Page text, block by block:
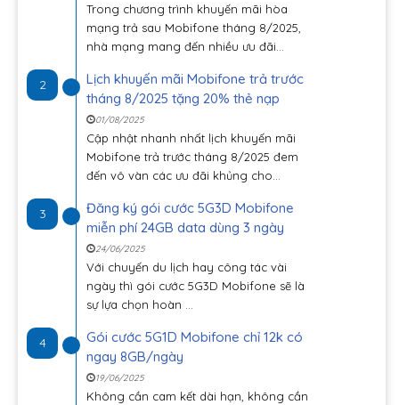
Trong chương trình khuyến mãi hòa
mạng trả sau Mobifone tháng 8/2025,
nhà mạng mang đến nhiều ưu đãi...
2
Lịch khuyến mãi Mobifone trả trước
tháng 8/2025 tặng 20% thẻ nạp
01/08/2025
Cập nhật nhanh nhất lịch khuyến mãi
Mobifone trả trước tháng 8/2025 đem
đến vô vàn các ưu đãi khủng cho...
3
Đăng ký gói cước 5G3D Mobifone
miễn phí 24GB data dùng 3 ngày
24/06/2025
Với chuyến du lịch hay công tác vài
ngày thì gói cước 5G3D Mobifone sẽ là
sự lựa chọn hoàn ...
4
Gói cước 5G1D Mobifone chỉ 12k có
ngay 8GB/ngày
19/06/2025
Không cần cam kết dài hạn, không cần